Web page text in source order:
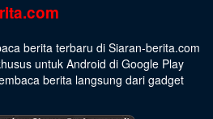
berita terbaru di Siaran-berita.com
untuk Android di Google Play
berita langsung dari gadget